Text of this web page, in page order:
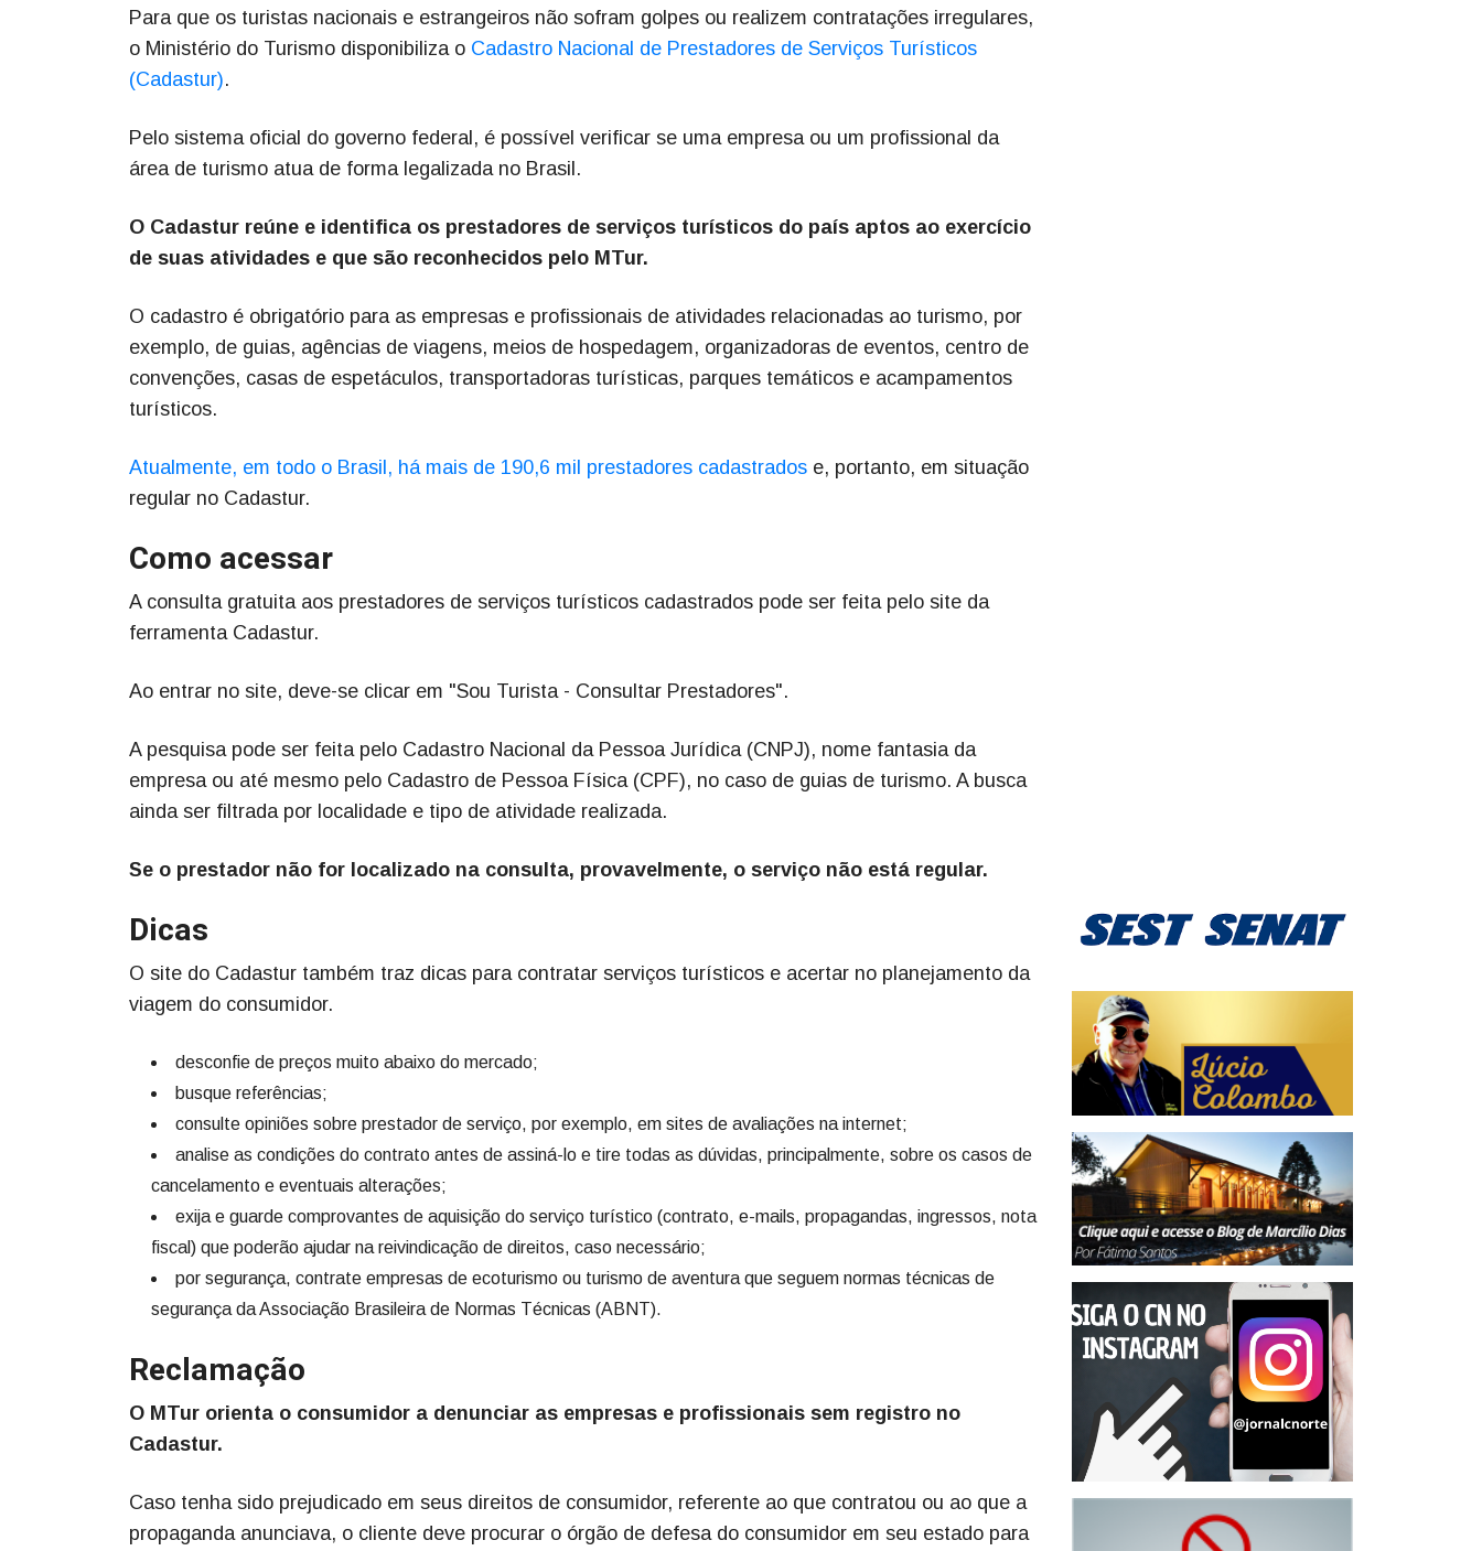
Para que os turistas nacionais e estrangeiros não sofram golpes ou realizem contratações irregulares,
o Ministério do Turismo disponibiliza o Cadastro Nacional de Prestadores de Serviços Turísticos
(Cadastur).
Pelo sistema oficial do governo federal, é possível verificar se uma empresa ou um profissional da
área de turismo atua de forma legalizada no Brasil.
O Cadastur reúne e identifica os prestadores de serviços turísticos do país aptos ao exercício
de suas atividades e que são reconhecidos pelo MTur.
O cadastro é obrigatório para as empresas e profissionais de atividades relacionadas ao turismo, por
exemplo, de guias, agências de viagens, meios de hospedagem, organizadoras de eventos, centro de
convenções, casas de espetáculos, transportadoras turísticas, parques temáticos e acampamentos
turísticos.
Atualmente, em todo o Brasil, há mais de 190,6 mil prestadores cadastrados e, portanto, em situação
regular no Cadastur.
Como acessar
A consulta gratuita aos prestadores de serviços turísticos cadastrados pode ser feita pelo site da
ferramenta Cadastur.
Ao entrar no site, deve-se clicar em "Sou Turista - Consultar Prestadores".
A pesquisa pode ser feita pelo Cadastro Nacional da Pessoa Jurídica (CNPJ), nome fantasia da
empresa ou até mesmo pelo Cadastro de Pessoa Física (CPF), no caso de guias de turismo. A busca
ainda ser filtrada por localidade e tipo de atividade realizada.
Se o prestador não for localizado na consulta, provavelmente, o serviço não está regular.
Dicas
O site do Cadastur também traz dicas para contratar serviços turísticos e acertar no planejamento da
viagem do consumidor.
desconfie de preços muito abaixo do mercado;
busque referências;
consulte opiniões sobre prestador de serviço, por exemplo, em sites de avaliações na internet;
analise as condições do contrato antes de assiná-lo e tire todas as dúvidas, principalmente, sobre os casos de
cancelamento e eventuais alterações;
exija e guarde comprovantes de aquisição do serviço turístico (contrato, e-mails, propagandas, ingressos, nota
fiscal) que poderão ajudar na reivindicação de direitos, caso necessário;
por segurança, contrate empresas de ecoturismo ou turismo de aventura que seguem normas técnicas de
segurança da Associação Brasileira de Normas Técnicas (ABNT).
Reclamação
O MTur orienta o consumidor a denunciar as empresas e profissionais sem registro no
Cadastur.
Caso tenha sido prejudicado em seus direitos de consumidor, referente ao que contratou ou ao que a
propaganda anunciava, o cliente deve procurar o órgão de defesa do consumidor em seu estado para